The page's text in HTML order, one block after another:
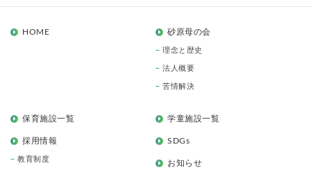
HOME 砂原母の会
理念と歴史
法人概要
苦情解決
保育施設一覧 学童施設一覧
採用情報
教育制度
SDGs
お知らせ